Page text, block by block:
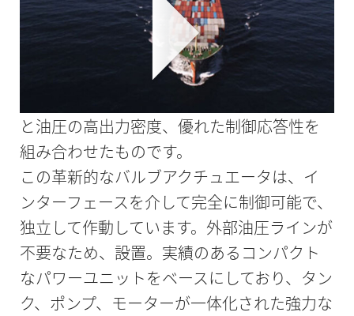
コンパクトなパワー - 爆発の可能性のある環
境でも安全に。これがホルビガーの革新的
な電気油圧式バルブアクチュエータの特長
と油圧の高出力密度、優れた制御応答性を
組み合わせたものです。
この革新的なバルブアクチュエータは、イ
ンターフェースを介して完全に制御可能で、
独立して作動しています。外部油圧ラインが
不要なため、設置。実績のあるコンパクト
なパワーユニットをベースにしており、タン
ク、ポンプ、モーターが一体化された強力な